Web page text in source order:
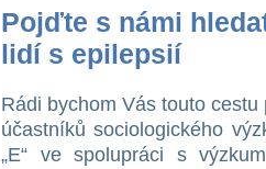
Pojďte s námi
lidí s epilepsií
Rádi bychom Vás touto
účastníků sociologického
„E“ ve spolupráci s